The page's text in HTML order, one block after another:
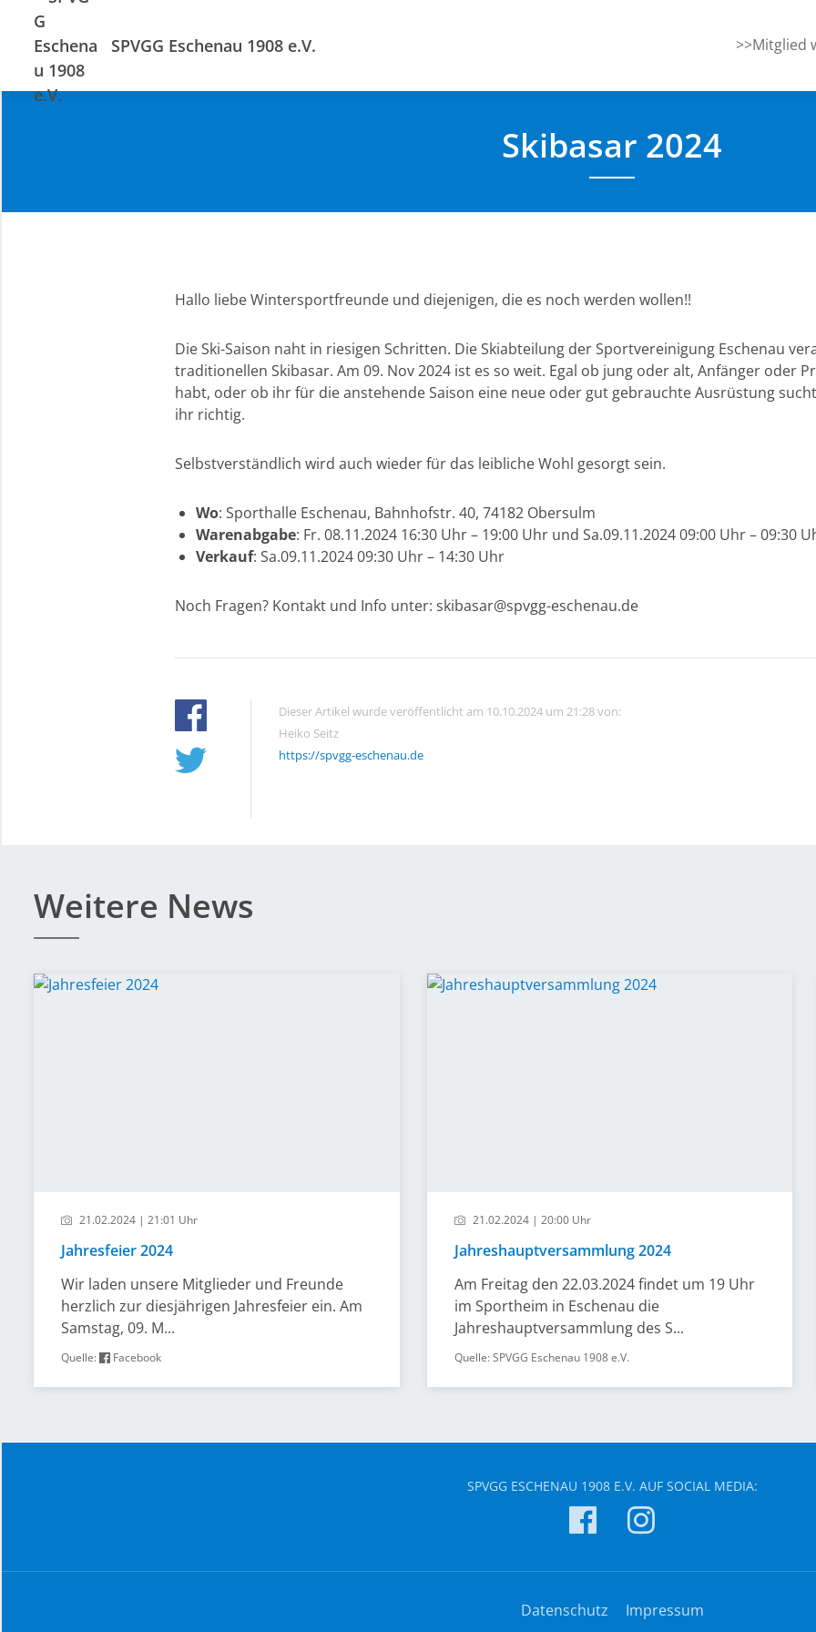
SPVGG Eschenau 1908 e.V. >>Mitglied
Skibasar 2024
Hallo liebe Wintersportfreunde und diejenigen, die es noch werden wollen!!
Die Ski-Saison naht in riesigen Schritten. Die Skiabteilung der Sportvereinigung Eschenau
traditionellen Skibasar. Am 09. Nov 2024 ist es so weit. Egal ob jung oder alt, Anfänger oder
habt, oder ob ihr für die anstehende Saison eine neue oder gut gebrauchte Ausrüstung
ihr richtig.
Selbstverständlich wird auch wieder für das leibliche Wohl gesorgt sein.
Wo: Sporthalle Eschenau, Bahnhofstr. 40, 74182 Obersulm
Warenabgabe: Fr. 08.11.2024 16:30 Uhr – 19:00 Uhr und Sa.09.11.2024 09:00 Uhr – 09:30
Verkauf: Sa.09.11.2024 09:30 Uhr – 14:30 Uhr
Noch Fragen? Kontakt und Info unter: skibasar@spvgg-eschenau.de
Dieser Artikel wurde veröffentlicht am 10.10.2024 um 21:28 von:
Heiko Seitz
https://spvgg-eschenau.de
Weitere News
21.02.2024 | 21:01 Uhr
Jahresfeier 2024
Wir laden unsere Mitglieder und Freunde
herzlich zur diesjährigen Jahresfeier ein. Am
Samstag, 09. M...
Quelle: Facebook
21.02.2024 | 20:00 Uhr
Jahreshauptversammlung 2024
Am Freitag den 22.03.2024 findet um 19 Uhr
im Sportheim in Eschenau die
Jahreshauptversammlung des S...
Quelle: SPVGG Eschenau 1908 e.V.
SPVGG ESCHENAU 1908 E.V. AUF SOCIAL MEDIA:
Datenschutz Impressum